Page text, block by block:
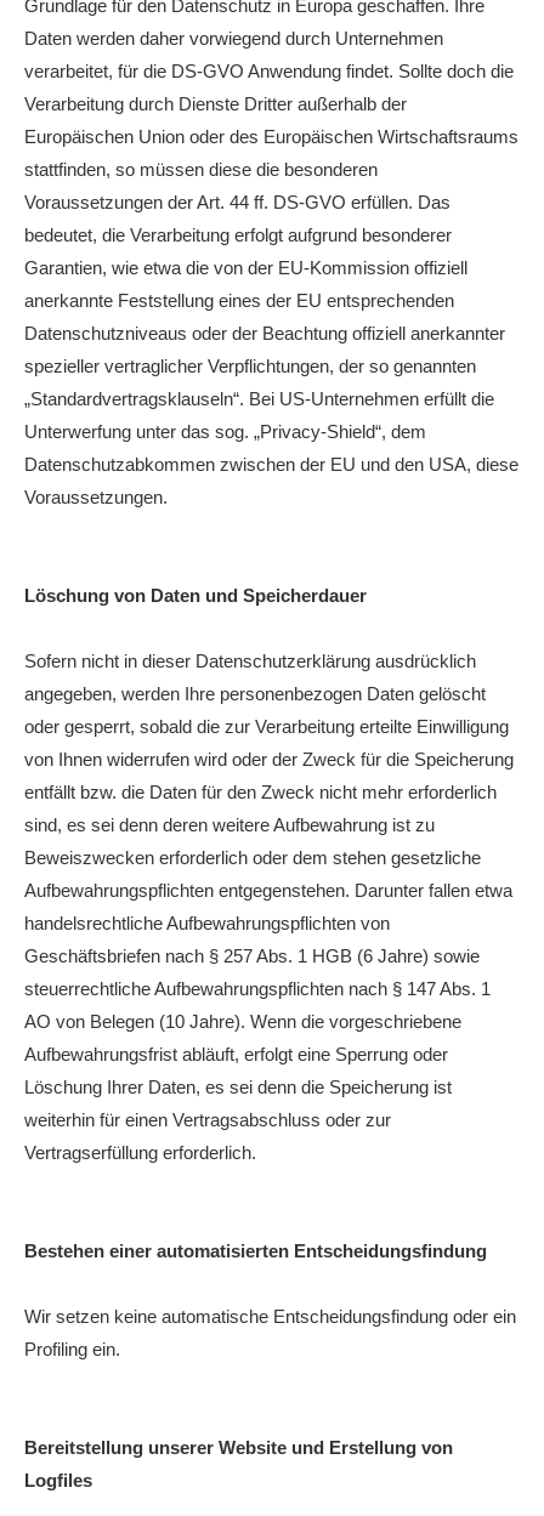
Grundlage für den Datenschutz in Europa geschaffen. Ihre
Daten werden daher vorwiegend durch Unternehmen
verarbeitet, für die DS-GVO Anwendung findet. Sollte doch die
Verarbeitung durch Dienste Dritter außerhalb der
Europäischen Union oder des Europäischen Wirtschaftsraums
stattfinden, so müssen diese die besonderen
Voraussetzungen der Art. 44 ff. DS-GVO erfüllen. Das
bedeutet, die Verarbeitung erfolgt aufgrund besonderer
Garantien, wie etwa die von der EU-Kommission offiziell
anerkannte Feststellung eines der EU entsprechenden
Datenschutzniveaus oder der Beachtung offiziell anerkannter
spezieller vertraglicher Verpflichtungen, der so genannten
„Standardvertragsklauseln“. Bei US-Unternehmen erfüllt die
Unterwerfung unter das sog. „Privacy-Shield“, dem
Datenschutzabkommen zwischen der EU und den USA, diese
Voraussetzungen.
Löschung von Daten und Speicherdauer
Sofern nicht in dieser Datenschutzerklärung ausdrücklich
angegeben, werden Ihre personenbezogen Daten gelöscht
oder gesperrt, sobald die zur Verarbeitung erteilte Einwilligung
von Ihnen widerrufen wird oder der Zweck für die Speicherung
entfällt bzw. die Daten für den Zweck nicht mehr erforderlich
sind, es sei denn deren weitere Aufbewahrung ist zu
Beweiszwecken erforderlich oder dem stehen gesetzliche
Aufbewahrungspflichten entgegenstehen. Darunter fallen etwa
handelsrechtliche Aufbewahrungspflichten von
Geschäftsbriefen nach § 257 Abs. 1 HGB (6 Jahre) sowie
steuerrechtliche Aufbewahrungspflichten nach § 147 Abs. 1
AO von Belegen (10 Jahre). Wenn die vorgeschriebene
Aufbewahrungsfrist abläuft, erfolgt eine Sperrung oder
Löschung Ihrer Daten, es sei denn die Speicherung ist
weiterhin für einen Vertragsabschluss oder zur
Vertragserfüllung erforderlich.
Bestehen einer automatisierten Entscheidungsfindung
Wir setzen keine automatische Entscheidungsfindung oder ein
Profiling ein.
Bereitstellung unserer Website und Erstellung von
Logfiles